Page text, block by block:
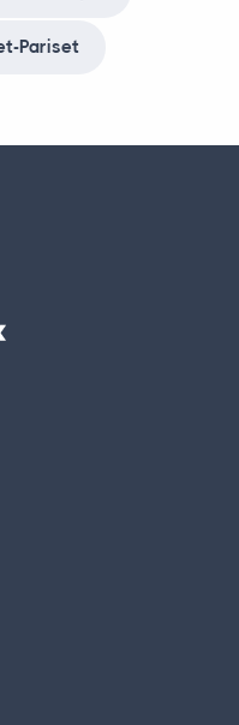
Pariset